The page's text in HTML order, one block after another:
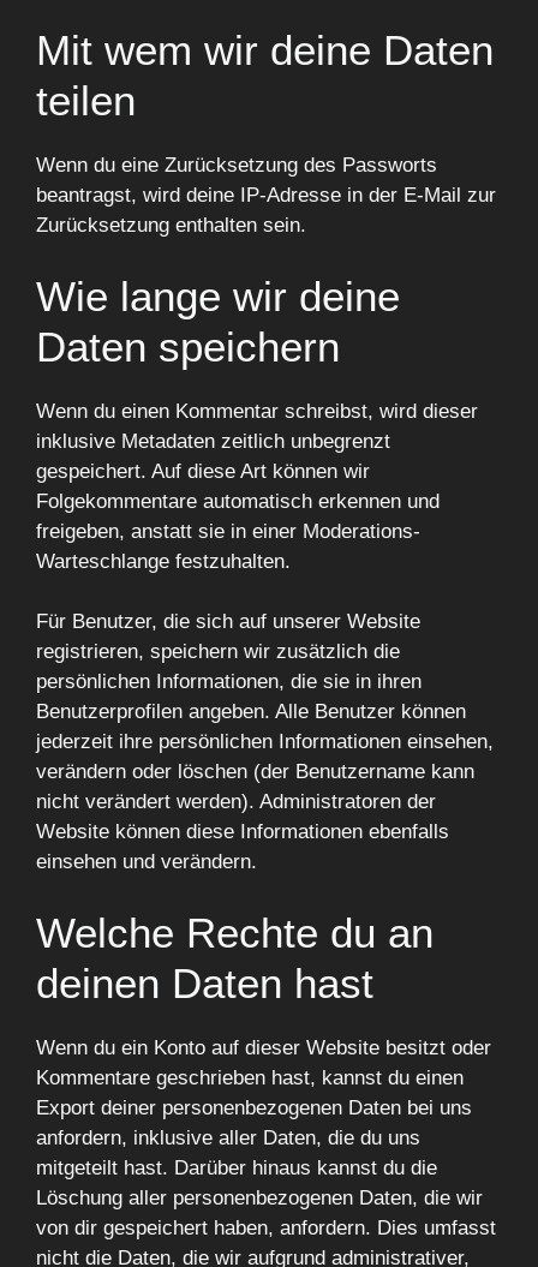
Mit wem wir deine Daten
teilen
Wenn du eine Zurücksetzung des Passworts
beantragst, wird deine IP-Adresse in der E-Mail zur
Zurücksetzung enthalten sein.
Wie lange wir deine
Daten speichern
Wenn du einen Kommentar schreibst, wird dieser
inklusive Metadaten zeitlich unbegrenzt
gespeichert. Auf diese Art können wir
Folgekommentare automatisch erkennen und
freigeben, anstatt sie in einer Moderations-
Warteschlange festzuhalten.
Für Benutzer, die sich auf unserer Website
registrieren, speichern wir zusätzlich die
persönlichen Informationen, die sie in ihren
Benutzerprofilen angeben. Alle Benutzer können
jederzeit ihre persönlichen Informationen einsehen,
verändern oder löschen (der Benutzername kann
nicht verändert werden). Administratoren der
Website können diese Informationen ebenfalls
einsehen und verändern.
Welche Rechte du an
deinen Daten hast
Wenn du ein Konto auf dieser Website besitzt oder
Kommentare geschrieben hast, kannst du einen
Export deiner personenbezogenen Daten bei uns
anfordern, inklusive aller Daten, die du uns
mitgeteilt hast. Darüber hinaus kannst du die
Löschung aller personenbezogenen Daten, die wir
von dir gespeichert haben, anfordern. Dies umfasst
nicht die Daten, die wir aufgrund administrativer,